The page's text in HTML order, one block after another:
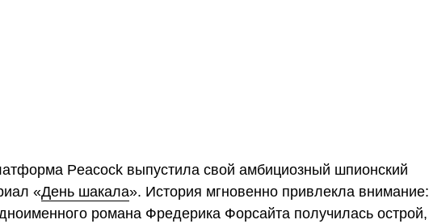
Peacock выпустила свой амбициозный шпионский
«День шакала». История мгновенно привлекла внимание:
романа Фредерика Форсайта получилась острой,